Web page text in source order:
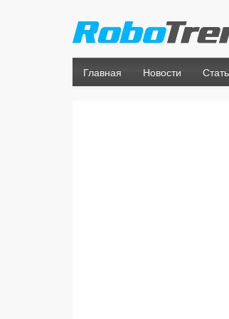
Главная Новости